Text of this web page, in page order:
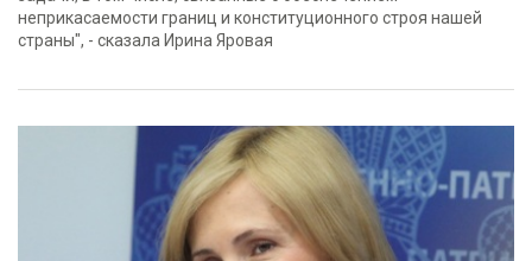
неприкасаемости границ и конституционного строя нашей
страны", - сказала Ирина Яровая